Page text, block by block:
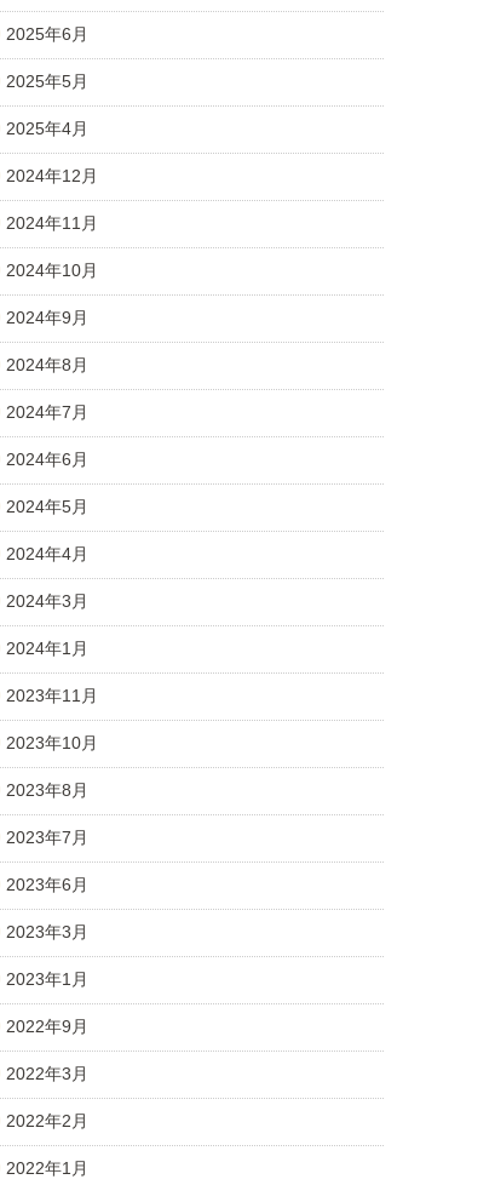
2025年6月
2025年5月
2025年4月
2024年12月
2024年11月
2024年10月
2024年9月
2024年8月
2024年7月
2024年6月
2024年5月
2024年4月
2024年3月
2024年1月
2023年11月
2023年10月
2023年8月
2023年7月
2023年6月
2023年3月
2023年1月
2022年9月
2022年3月
2022年2月
2022年1月